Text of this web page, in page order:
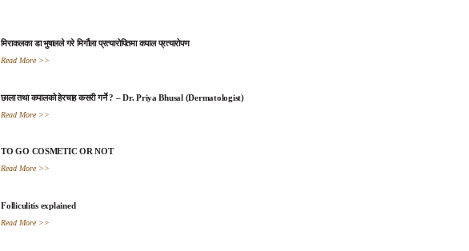
मिराकलका डा भुषालले गरे मिर्गौला प्रत्यारोपितमा कपाल प्रत्यारोपण
Read More >>
छाला तथा कपालको हेरचाह कसरी गर्ने ? – Dr. Priya Bhusal (Dermatologist)
Read More >>
TO GO COSMETIC OR NOT
Read More >>
Folliculitis explained
Read More >>